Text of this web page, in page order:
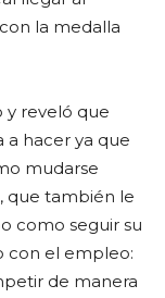
la medalla
y reveló que
a hacer ya que
mudarse
que también le
como seguir su
con el empleo:
de manera